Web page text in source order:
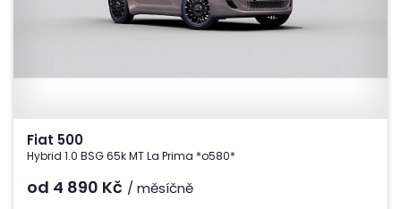
Fiat 500
Hybrid 1.0 BSG 65k MT La Prima *o580*
od 4 890 Kč / měsíčně